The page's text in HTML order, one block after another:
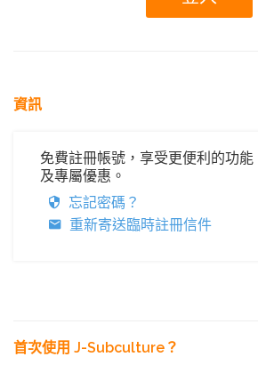
資訊
免費註冊帳號，享受更便利的功
及專屬優惠。
忘記密碼？
重新寄送臨時註冊信件
首次使用 J-Subculture？